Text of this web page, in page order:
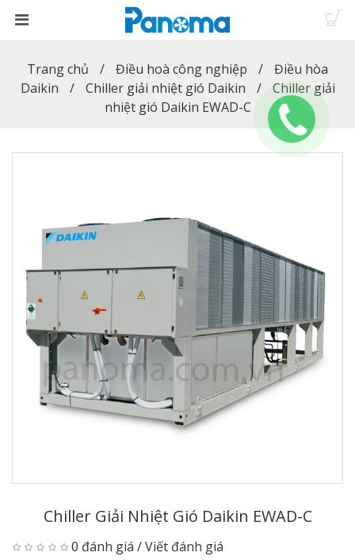
Trang chủ Điều hoà công nghiệp
Điều hòa
Daikin
Chiller giải nhiệt gió Daikin
Chiller giải
nhiệt gió Daikin EWAD-C
Chiller Giải Nhiệt Gió Daikin EWAD-C
0 đánh giá /Viết đánh giá